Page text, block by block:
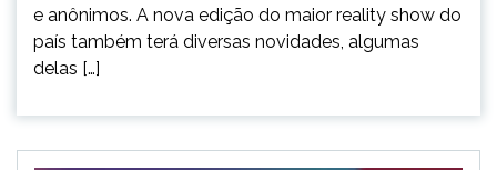
e anônimos. A nova edição do maior reality show do
país também terá diversas novidades, algumas
delas […]